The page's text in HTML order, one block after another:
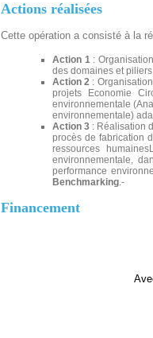
Actions réalisées
Cette opération a consisté à la
Action 1:
des domaines et
Action 2 :
projets Economie
environnementale
environnementale)
Action 3 : Réalisation
procès de fabrication
ressources
environnementale,
performance
Benchmarking.-
Financement